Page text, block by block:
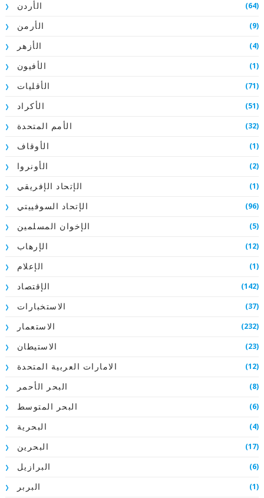
الأردن (64)
الأرمن (9)
الأزهر (4)
الأفيون (1)
الأقليات (71)
الأكراد (51)
الأمم المتحدة (32)
الأوقاف (1)
الأونروا (2)
الإتحاد الإفريقي (1)
الإتحاد السوفييتي (96)
الإخوان المسلمين (5)
الإرهاب (12)
الإعلام (1)
الإقتصاد (142)
الاستخبارات (37)
الاستعمار (232)
الاستيطان (23)
الامارات العربية المتحدة (12)
البحر الأحمر (8)
البحر المتوسط (6)
البحرية (4)
البحرين (17)
البرازيل (6)
البربر (1)